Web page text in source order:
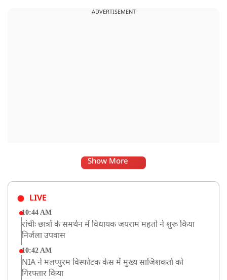
ADVERTISEMENT
Show More
LIVE
10:44 AM
रांचीः छात्रों के समर्थन में विधायक जयराम महतो ने शुरू किया
निर्जला उपवास
10:42 AM
NIA ने मलप्पुरम विस्फोटक केस में मुख्य साजिशकर्ता को
गिरफ्तार किया